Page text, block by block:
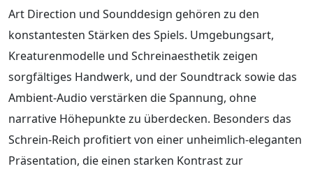
Art Direction und Sounddesign gehören zu den
konstantesten Stärken des Spiels. Umgebungsart,
Kreaturenmodelle und Schreinaesthetik zeigen
sorgfältiges Handwerk, und der Soundtrack sowie das
Ambient-Audio verstärken die Spannung, ohne
narrative Höhepunkte zu überdecken. Besonders das
Schrein-Reich profitiert von einer unheimlich-eleganten
Präsentation, die einen starken Kontrast zur